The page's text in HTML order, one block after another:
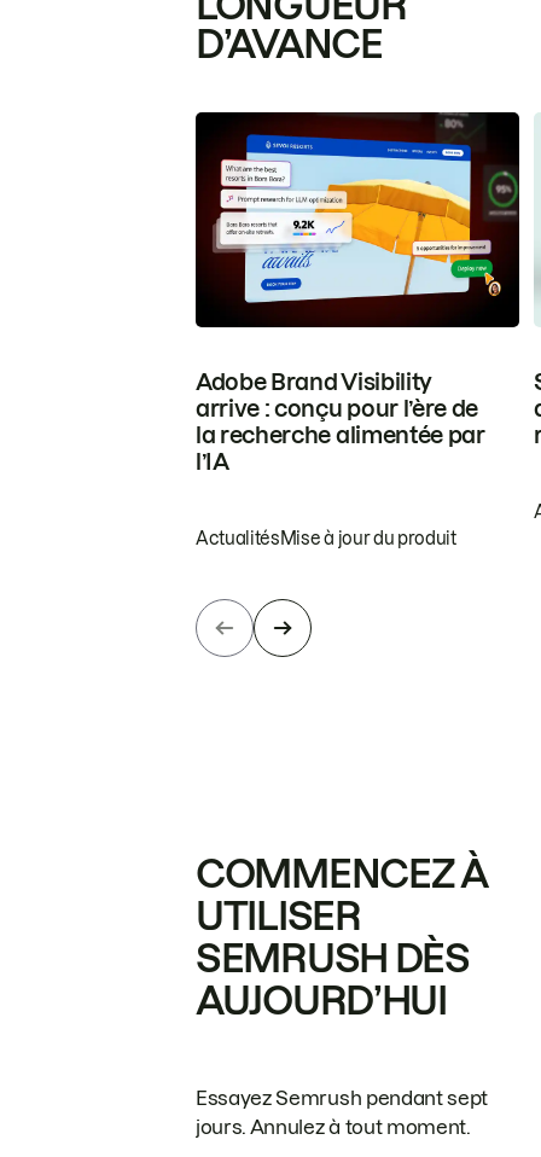
D’AVANCE
Adobe Brand Visibility
arrive : conçu pour l’ère de
la recherche alimentée par
l’IA
ActualitésMise à jour du produit
COMMENCEZ À
UTILISER
SEMRUSH DÈS
AUJOURD’HUI
Essayez Semrush pendant sept
jours. Annulez à tout moment.